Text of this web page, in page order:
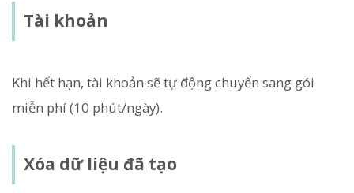
Tài khoản
Khi hết hạn, tài khoản sẽ tự động chuyển sang gói
miễn phí (10 phút/ngày).
Xóa dữ liệu đã tạo